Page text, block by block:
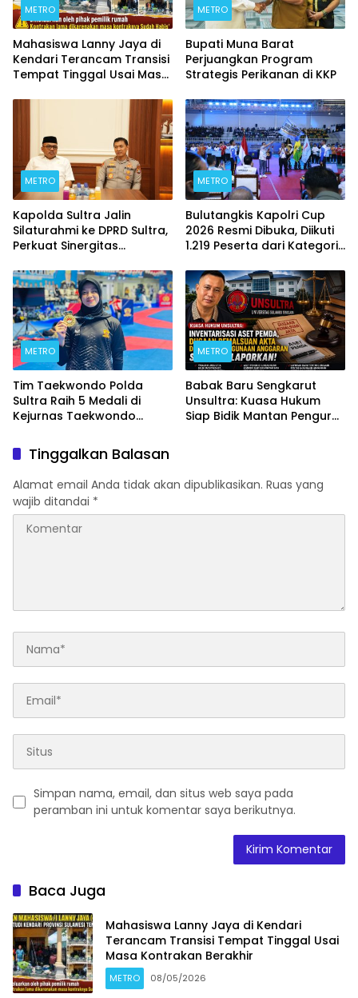
METRO
Mahasiswa Lanny Jaya di
Kendari Terancam Transisi
Tempat Tinggal Usai Masa
METRO
Bupati Muna Barat
Perjuangkan Program
Strategis Perikanan di KKP
METRO
Kapolda Sultra Jalin
Silaturahmi ke DPRD Sultra,
Perkuat Sinergitas
Kemajuan Daerah
METRO
Bulutangkis Kapolri Cup
2026 Resmi Dibuka, Diikuti
1.219 Peserta dari Kategori
METRO
Tim Taekwondo Polda
Sultra Raih 5 Medali di
Kejurnas Taekwondo
METRO
Babak Baru Sengkarut
Unsultra: Kuasa Hukum
Siap Bidik Mantan Pengurus
Tinggalkan Balasan
Alamat email Anda tidak akan dipublikasikan. Ruas yang
wajib ditandai *
Simpan nama, email, dan situs web saya pada
peramban ini untuk komentar saya berikutnya.
Baca Juga
Mahasiswa Lanny Jaya di Kendari
Terancam Transisi Tempat Tinggal Usai
Masa Kontrakan Berakhir
METRO 08/05/2026